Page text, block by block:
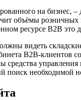
на бизнес,
объёмы
ресурсе B2B это
видеть
B2B-клиентов
средства
поиск необходимой